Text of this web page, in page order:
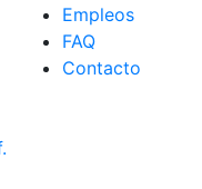
Empleos
FAQ
Contacto